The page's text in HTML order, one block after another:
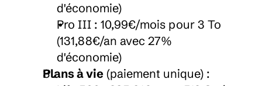
d'économie)
Pro III : 10,99€/mois pour 3 To
(131,88€/an avec 27%
d'économie)
Plans à vie (paiement unique) :